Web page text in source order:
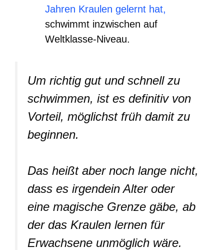
Jahren Kraulen gelernt hat,
schwimmt inzwischen auf
Weltklasse-Niveau.
Um richtig gut und schnell zu
schwimmen, ist es definitiv von
Vorteil, möglichst früh damit zu
beginnen.
Das heißt aber noch lange nicht,
dass es irgendein Alter oder
eine magische Grenze gäbe, ab
der das Kraulen lernen für
Erwachsene unmöglich wäre.